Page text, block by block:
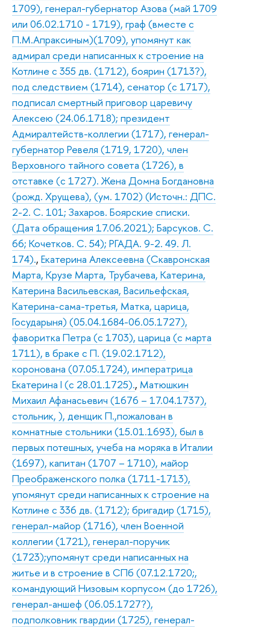
1709), генерал-губернатор Азова (май 1709
или 06.02.1710 - 1719), граф (вместе с
П.М.Апраксиным)(1709), упомянут как
адмирал среди написанных к строение на
Котлине с 355 дв. (1712), боярин (1713?),
под следствием (1714), сенатор (с 1717),
подписал смертный приговор царевичу
Алексею (24.06.1718); президент
Адмиралтейств-коллегии (1717), генерал-
губернатор Ревеля (1719, 1720), член
Верховного тайного совета (1726), в
отставке (с 1727). Жена Домна Богдановна
(рожд. Хрущева), (ум. 1702) (Источн.: ДПС.
2-2. С. 101; Захаров. Боярские списки.
(Дата обращения 17.06.2021); Барсуков. С.
66; Кочетков. С. 54); РГАДА. 9-2. 49. Л.
174)., Екатерина Алексеевна (Скавронская
Марта, Крузе Марта, Трубачева, Катерина,
Катерина Васильевская, Васильефская,
Катерина-сама-третья, Матка, царица,
Государыня) (05.04.1684-06.05.1727),
фаворитка Петра (с 1703), царица (с марта
1711), в браке с П. (19.02.1712),
коронована (07.05.1724), императрица
Екатерина I (с 28.01.1725)., Матюшкин
Михаил Афанасьевич (1676 – 17.04.1737),
стольник, ), денщик П.,пожалован в
комнатные стольники (15.01.1693), был в
первых потешных, учеба на моряка в Италии
(1697), капитан (1707 – 1710), майор
Преображенского полка (1711-1713),
упомянут среди написанных к строение на
Котлине с 336 дв. (1712); бригадир (1715),
генерал-майор (1716), член Военной
коллегии (1721), генерал-поручик
(1723);упомянут среди написанных на
житье и в строение в СПб (07.12.1720;,
командующий Низовым корпусом (до 1726),
генерал-аншеф (06.05.1727?),
подполковник гвардии (1725), генерал-